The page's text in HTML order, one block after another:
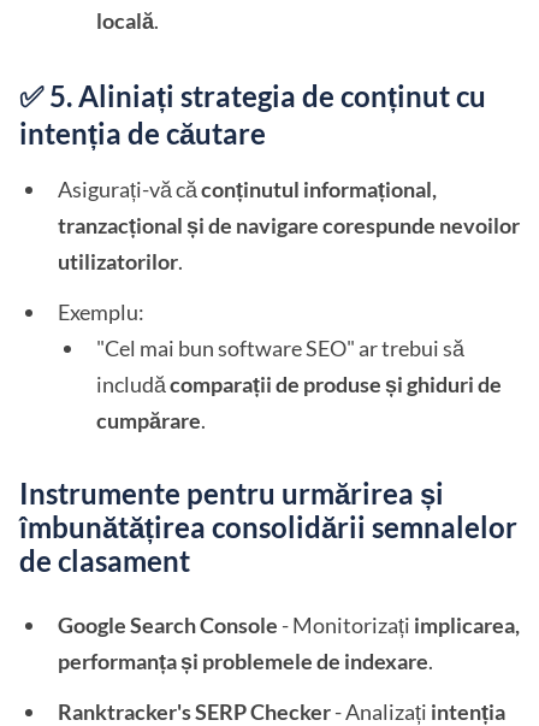
locală.
✅ 5. Aliniați strategia de conținut cu
intenția de căutare
Asigurați-vă căconținutul informațional,
tranzacțional și de navigare corespunde nevoilor
utilizatorilor.
Exemplu:
"Cel mai bun software SEO" ar trebui să
includăcomparații de produse și ghiduri de
cumpărare.
Instrumente pentru urmărirea și
îmbunătățirea consolidării semnalelor
de clasament
Google Search Console - Monitorizați implicarea,
performanța și problemele de indexare.
Ranktracker's SERP Checker- Analizați intenția